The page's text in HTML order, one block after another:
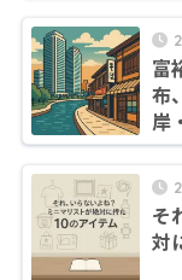
富
布
岸
そ
対